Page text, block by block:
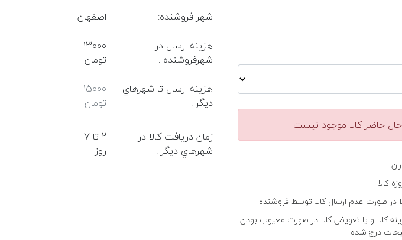
حاضر کالا موجود نیست
کالا
در صورت عدم ارسال کالا توسط فروشنده
کالا و یا تعویض کالا در صورت معیوب بودن
درج شده
شهر فروشنده:
اصفهان
هزينه ارسال در
شهرفروشنده :
13000
تومان
هزينه ارسال تا شهرهاي
ديگر :
15000
تومان
زمان دريافت کالا در
شهرهاي ديگر :
2 تا 7
روز